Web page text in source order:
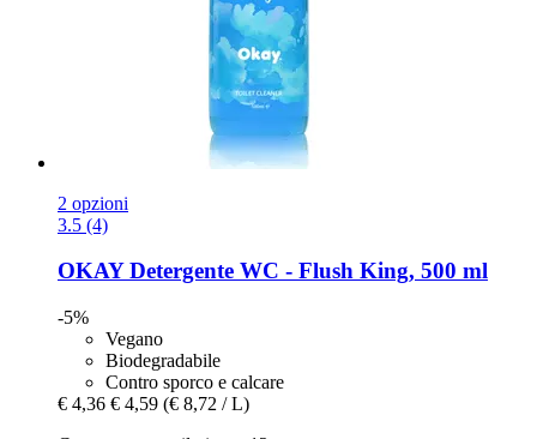
2 opzioni
3.5 (4)
OKAYDetergente WC -​ Flush King, 500 ml
-5%
Vegano
Biodegradabile
Contro sporco e calcare
€ 4,36 € 4,59 (€ 8,72 / L)